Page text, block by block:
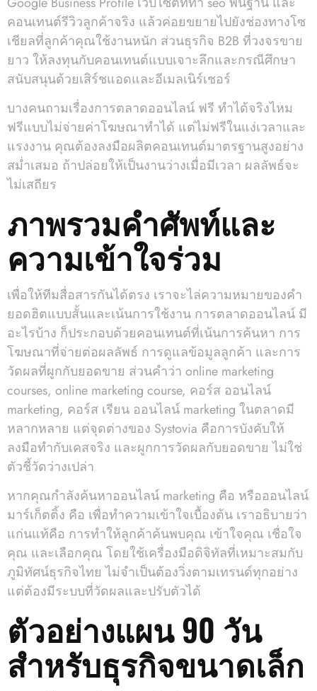
คอนเทนต์รีวิวลูกค้าจริง แล้วค่อยขยายไปยังช่องทางโซ
เชียลที่ลูกค้าคุณใช้งานหนัก ส่วนธุรกิจ B2B ที่วงจรขาย
ยาว ให้ลงทุนกับคอนเทนต์แบบเจาะลึกและกรณีศึกษา
สนับสนุนด้วยเสิร์ชแอดและอีเมลเนิร์เชอร์
บางคนถามเรื่องการตลาดออนไลน์ ฟรี ทำได้จริงไหม
ฟรีแบบไม่จ่ายค่าโฆษณาทำได้ แต่ไม่ฟรีในแง่เวลาและ
แรงงาน คุณต้องลงมือผลิตคอนเทนต์มาตรฐานสูงอย่าง
สม่ำเสมอ ถ้าปล่อยให้เป็นงานว่างเมื่อมีเวลา ผลลัพธ์จะ
ไม่เสถียร
ภาพรวมคำศัพท์และ
ความเข้าใจร่วม
เพื่อให้ทีมสื่อสารกันได้ตรง เราจะไล่ความหมายของคำ
ยอดฮิตแบบสั้นและเน้นการใช้งาน การตลาดออนไลน์ มี
อะไรบ้าง ก็ประกอบด้วยคอนเทนต์ที่เน้นการค้นหา การ
โฆษณาที่จ่ายต่อผลลัพธ์ การดูแลข้อมูลลูกค้า และการ
วัดผลที่ผูกกับยอดขาย ส่วนคำว่า online marketing
courses, online marketing course, คอร์ส ออนไลน์
marketing, คอร์ส เรียน ออนไลน์ marketing ในตลาดมี
หลากหลาย แต่จุดต่างของ Systovia คือการบังคับให้
ลงมือทำกับเคสจริง และผูกการวัดผลกับยอดขาย ไม่ใช่
ตัวชี้วัดว่างเปล่า
หากคุณกำลังค้นหาออนไลน์ marketing คือ หรือออนไลน์
มาร์เก็ตติ้ง คือ เพื่อทำความเข้าใจเบื้องต้น เราอธิบายว่า
แก่นแท้คือ การทำให้ลูกค้าค้นพบคุณ เข้าใจคุณ เชื่อใจ
คุณ และเลือกคุณ โดยใช้เครื่องมือดิจิทัลที่เหมาะสมกับ
ภูมิทัศน์ธุรกิจไทย ไม่จำเป็นต้องวิ่งตามเทรนด์ทุกอย่าง
แต่ต้องมีระบบที่วัดผลและปรับตัวได้
ตัวอย่างแผน 90 วัน
สำหรับธุรกิจขนาดเล็ก